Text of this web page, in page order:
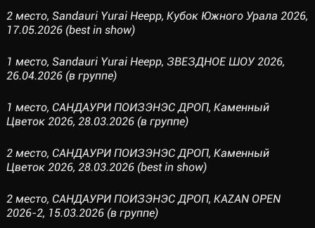
2 место, Sandauri Yurai Heepp, Кубок Южного Урала 2026,
17.05.2026 (best in show)
1 место, Sandauri Yurai Heepp, ЗВЕЗДНОЕ ШОУ 2026,
26.04.2026 (в группе)
1 место, САНДАУРИ ПОИЗЭНЭС ДРОП, Каменный
Цветок 2026, 28.03.2026 (в группе)
2 место, САНДАУРИ ПОИЗЭНЭС ДРОП, Каменный
Цветок 2026, 28.03.2026 (best in show)
2 место, САНДАУРИ ПОИЗЭНЭС ДРОП, KAZAN OPEN
2026-2, 15.03.2026 (в группе)